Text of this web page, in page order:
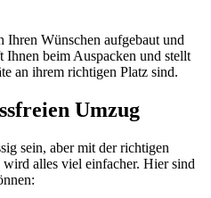
Ihren Wünschen aufgebaut und
beim Auspacken und stellt
an ihrem richtigen Platz sind.
Umzug
sein, aber mit der richtigen
alles viel einfacher. Hier sind